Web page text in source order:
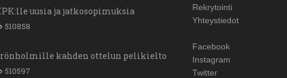
uusia ja jatkosopimuksia
510858
kahden ottelun pelikielto
510597
Rekrytointi
Yhteystiedot
Facebook
Instagram
Twitter